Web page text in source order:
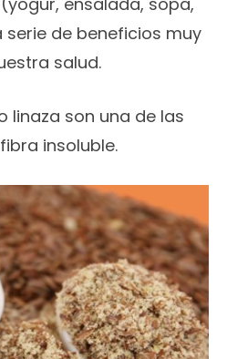
de beneficios muy
salud.
linaza son una de las
insoluble.